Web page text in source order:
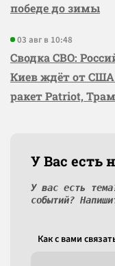
победе до зимы
03 авг в 10:48
Сводка СВО:
Киев ждёт от США
ракет Patriot,
У Вас есть
У вас есть
событий?
Как c вами